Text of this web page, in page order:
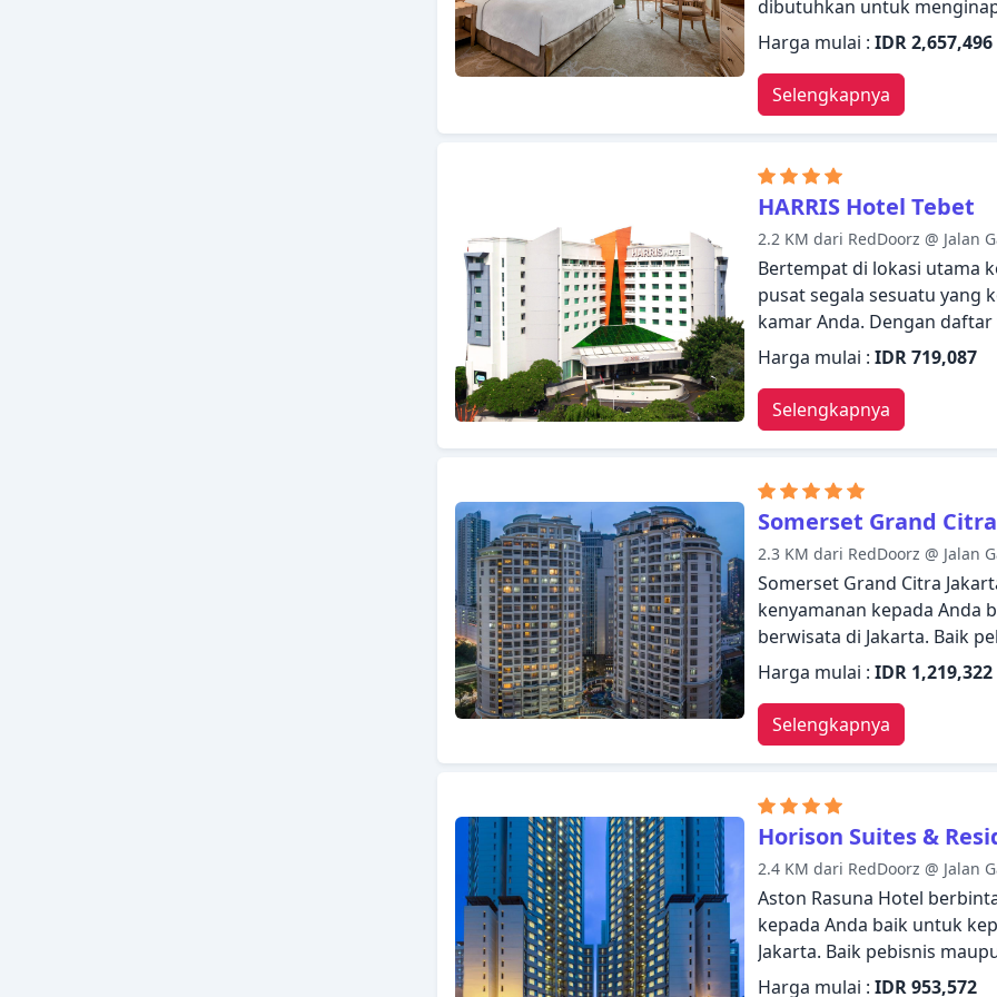
dibutuhkan untuk
akan menyambut dan
Kamar dilengkapi dengan
bermalam dengan nyaman.
datar, akses internet - WiFi,
asap rokok, AC. Akses ke
golf (sekitar 3 km), kolam
meningkatkan kepuasan
mengunjungi Jakarta, JW
langsung merasa seperti di
Harga mulai :IDR 2,657,496
Selengkapnya
HARRIS Hotel Tebet
2.2 KM dari RedDoorz @ Jalan
Bertempat di lokasi utama
pusat segala sesuatu yang
kamar Anda. Dengan
merasakan pengalaman
siap melayani akan
Tebet. Bersantailah di
dilengkapi dengan fasilitas
keluarga terpisah, akses
Properti ini menawarkan
ramah, fasilitas yang
tawarkan, merupakan tiga
HARRIS Hotel Tebet.
Harga mulai :IDR 719,087
Selengkapnya
Somerset Grand
2.3 KM dari RedDoorz @ Jalan
Somerset Grand Citra
kenyamanan kepada Anda
berwisata di Jakarta. Baik
dapat menikmati fasilitas
WiFi gratis di semua
kebersihan harian dapat
dengan segala fasilitas
nyaman. Di beberapa
akses internet WiFi (gratis),
berkeliling seharian dalam
fasilitas rekreasi di hotel,
yoga, pusat kebugaran,
Grand Citra Jakarta
suasana yang indah untuk
terlupakan.
Harga mulai :IDR 1,219,322
Selengkapnya
Horison Suites &
2.4 KM dari RedDoorz @ Jalan
Aston Rasuna Hotel
kepada Anda baik untuk
Jakarta. Baik pebisnis
fasilitas dan layanan hotel.
Harga mulai :IDR 953,572